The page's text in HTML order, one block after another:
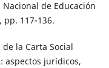
de Educación
pp. 117-136.
de la Carta Social
aspectos jurídicos,